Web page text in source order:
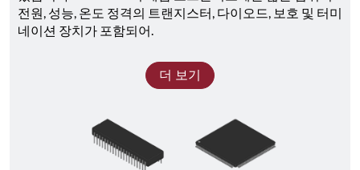
전원, 성능, 온도 정격의 트랜지스터, 다이오드, 보호 및 터미
네이션 장치가 포함되어.
더 보기